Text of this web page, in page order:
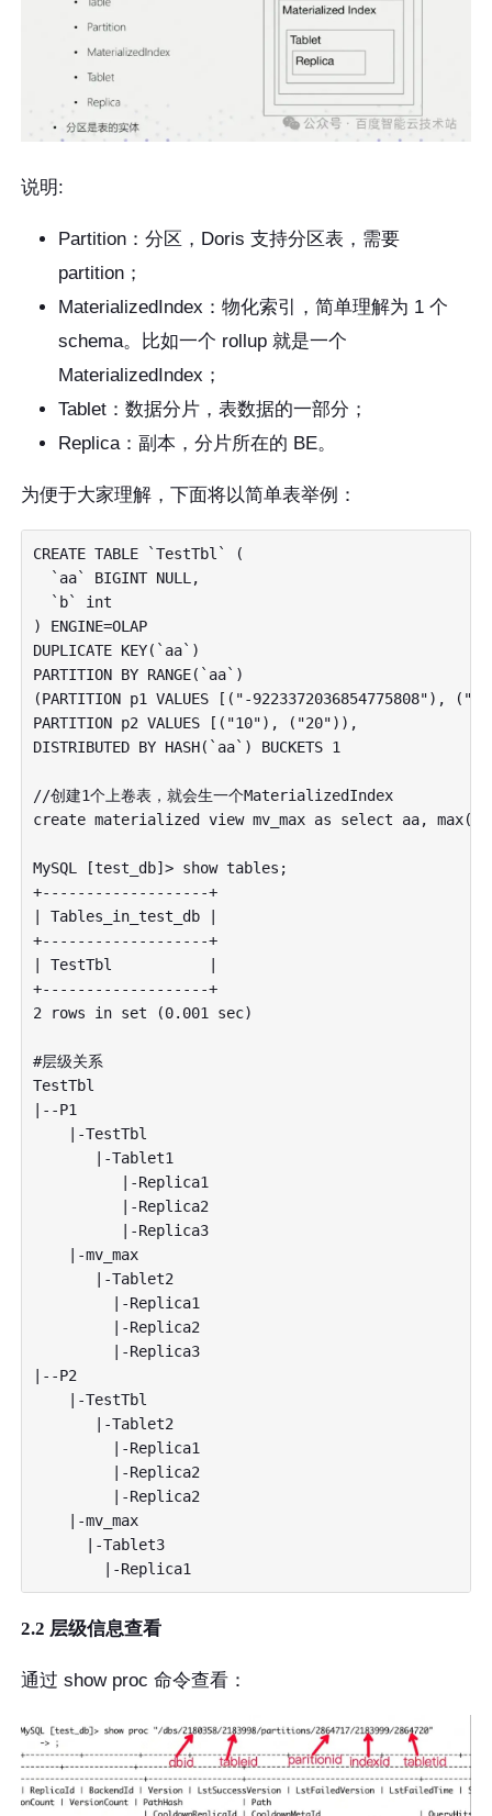
说明:
Partition：分区，Doris 支持分区表，需要
partition；
MaterializedIndex：物化索引，简单理解为 1 个
schema。比如一个 rollup 就是一个
MaterializedIndex；
Tablet：数据分片，表数据的一部分；
Replica：副本，分片所在的 BE。
为便于大家理解，下面将以简单表举例：
CREATE TABLE `TestTbl` (
  `aa` BIGINT NULL,
  `b` int
) ENGINE=OLAP
DUPLICATE KEY(`aa`)
PARTITION BY RANGE(`aa`)
(PARTITION p1 VALUES [("-9223372036854775808"),
PARTITION p2 VALUES [("10"), ("20")),
DISTRIBUTED BY HASH(`aa`) BUCKETS 1
//创建1个上卷表，就会生一个MaterializedIndex
create materialized view mv_max as select aa,
MySQL [test_db]> show tables;
+-------------------+
| Tables_in_test_db |
+-------------------+
| TestTbl           |
+-------------------+
2 rows in set (0.001 sec)
#层级关系
TestTbl
|--P1
    |-TestTbl
       |-Tablet1
          |-Replica1
          |-Replica2
          |-Replica3
    |-mv_max
       |-Tablet2
         |-Replica1
         |-Replica2
         |-Replica3
|--P2
    |-TestTbl
       |-Tablet2
         |-Replica1
         |-Replica2
         |-Replica2
    |-mv_max
      |-Tablet3
2.2 层级信息查看
通过 show proc 命令查看：